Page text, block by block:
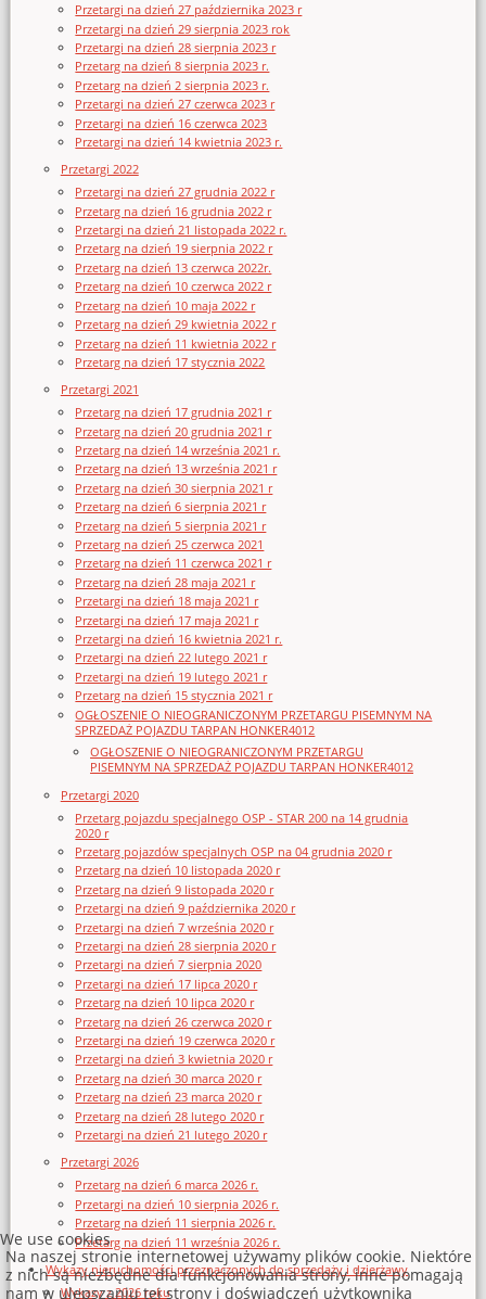
Przetargi na dzień 27 października 2023 r
Przetargi na dzień 29 sierpnia 2023 rok
Przetargi na dzień 28 sierpnia 2023 r
Przetarg na dzień 8 sierpnia 2023 r.
Przetarg na dzień 2 sierpnia 2023 r.
Przetargi na dzień 27 czerwca 2023 r
Przetargi na dzień 16 czerwca 2023
Przetargi na dzień 14 kwietnia 2023 r.
Przetargi 2022
Przetargi na dzień 27 grudnia 2022 r
Przetarg na dzień 16 grudnia 2022 r
Przetargi na dzień 21 listopada 2022 r.
Przetarg na dzień 19 sierpnia 2022 r
Przetarg na dzień 13 czerwca 2022r.
Przetarg na dzień 10 czerwca 2022 r
Przetarg na dzień 10 maja 2022 r
Przetarg na dzień 29 kwietnia 2022 r
Przetarg na dzień 11 kwietnia 2022 r
Przetarg na dzień 17 stycznia 2022
Przetargi 2021
Przetarg na dzień 17 grudnia 2021 r
Przetarg na dzień 20 grudnia 2021 r
Przetarg na dzień 14 września 2021 r.
Przetarg na dzień 13 września 2021 r
Przetarg na dzień 30 sierpnia 2021 r
Przetarg na dzień 6 sierpnia 2021 r
Przetarg na dzień 5 sierpnia 2021 r
Przetarg na dzień 25 czerwca 2021
Przetarg na dzień 11 czerwca 2021 r
Przetarg na dzień 28 maja 2021 r
Przetargi na dzień 18 maja 2021 r
Przetargi na dzień 17 maja 2021 r
Przetargi na dzień 16 kwietnia 2021 r.
Przetargi na dzień 22 lutego 2021 r
Przetargi na dzień 19 lutego 2021 r
Przetarg na dzień 15 stycznia 2021 r
OGŁOSZENIE O NIEOGRANICZONYM PRZETARGU PISEMNYM NA
SPRZEDAŻ POJAZDU TARPAN HONKER4012
OGŁOSZENIE O NIEOGRANICZONYM PRZETARGU
PISEMNYM NA SPRZEDAŻ POJAZDU TARPAN HONKER4012
Przetargi 2020
Przetarg pojazdu specjalnego OSP - STAR 200 na 14 grudnia
2020 r
Przetarg pojazdów specjalnych OSP na 04 grudnia 2020 r
Przetarg na dzień 10 listopada 2020 r
Przetarg na dzień 9 listopada 2020 r
Przetargi na dzień 9 października 2020 r
Przetargi na dzień 7 września 2020 r
Przetargi na dzień 28 sierpnia 2020 r
Przetargi na dzień 7 sierpnia 2020
Przetargi na dzień 17 lipca 2020 r
Przetarg na dzień 10 lipca 2020 r
Przetarg na dzień 26 czerwca 2020 r
Przetargi na dzień 19 czerwca 2020 r
Przetargi na dzień 3 kwietnia 2020 r
Przetarg na dzień 30 marca 2020 r
Przetarg na dzień 23 marca 2020 r
Przetarg na dzień 28 lutego 2020 r
Przetargi na dzień 21 lutego 2020 r
Przetargi 2026
Przetarg na dzień 6 marca 2026 r.
Przetargi na dzień 10 sierpnia 2026 r.
Przetarg na dzień 11 sierpnia 2026 r.
Przetarg na dzień 11 września 2026 r.
Wykazy nieruchomości przeznaczonych do sprzedaży i dzierżawy
Wykazy z 2026 roku
We use cookies
Na naszej stronie internetowej używamy plików cookie. Niektóre
z nich są niezbędne dla funkcjonowania strony, inne pomagają
nam w ulepszaniu tej strony i doświadczeń użytkownika